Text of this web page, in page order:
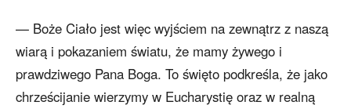
— Boże Ciało jest więc wyjściem na zewnątrz z naszą
wiarą i pokazaniem światu, że mamy żywego i
prawdziwego Pana Boga. To święto podkreśla, że jako
chrześcijanie wierzymy w Eucharystię oraz w realną